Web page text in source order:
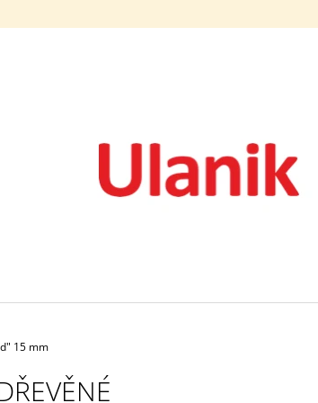
15 mm
HLEDAT
MONTESSORI DŘEVĚNÁ HRAČKA
PANÁČCI V KELÍMCÍCH S